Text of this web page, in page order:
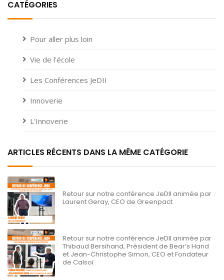
CATÉGORIES
Pour aller plus loin
Vie de l'école
Les Conférences JeDII
Innoverie
L'Innoverie
ARTICLES RÉCENTS DANS LA MÊME CATÉGORIE
Retour sur notre conférence JeDII animée par
Laurent Geray, CEO de Greenpact
Retour sur notre conférence JeDII animée par
Thibaud Bersihand, Président de Bear’s Hand
et Jean-Christophe Simon, CEO et Fondateur
de Calsoï